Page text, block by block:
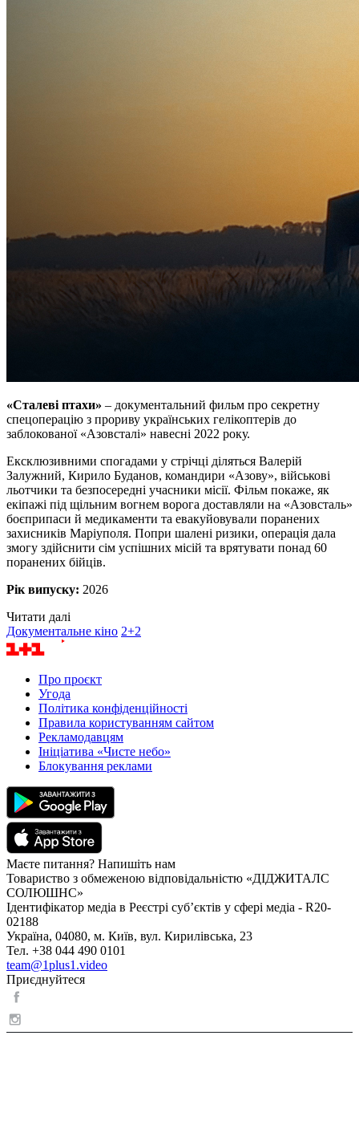
«Сталеві птахи» – документальний фильм про секретну
спецоперацію з прориву українських гелікоптерів до
заблокованої «Азовсталі» навесні 2022 року.
Ексклюзивними спогадами у стрічці діляться Валерій
Залужний, Кирило Буданов, командири «Азову», військові
льотчики та безпосередні учасники місії. Фільм покаже, як
екіпажі під щільним вогнем ворога доставляли на «Азовсталь»
боєприпаси й медикаменти та евакуйовували поранених
захисників Маріуполя. Попри шалені ризики, операція дала
змогу здійснити сім успішних місій та врятувати понад 60
поранених бійців.
Рік випуску: 2026
Читати далі
Документальне кіно 2+2
Про проєкт
Угода
Політика конфіденційності
Правила користуванням сайтом
Рекламодавцям
Ініціатива «Чисте небо»
Блокування реклами
Маєте питання? Напишіть нам
Товариство з обмеженою відповідальністю «ДІДЖИТАЛС
СОЛЮШНС»
Ідентифікатор медіа в Реєстрі суб’єктів у сфері медіа - R20-
02188
Україна, 04080, м. Київ, вул. Кирилівська, 23
Тел. +38 044 490 0101
team@1plus1.video
Приєднуйтеся